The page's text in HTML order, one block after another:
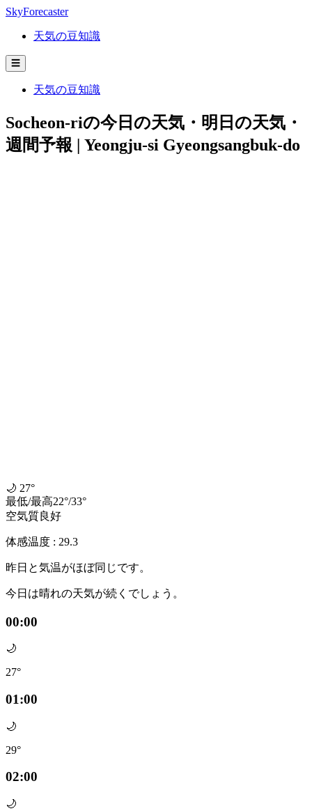
SkyForecaster
天気の豆知識
☰
天気の豆知識
Socheon-riの今日の天気・明日の天気・
週間予報 | Yeongju-si Gyeongsangbuk-do
🌙 27°
最低/最高22°/33°
空気質良好
体感温度 : 29.3
昨日と気温がほぼ同じです。
今日は晴れの天気が続くでしょう。
00:00
🌙
27°
01:00
🌙
29°
02:00
🌙